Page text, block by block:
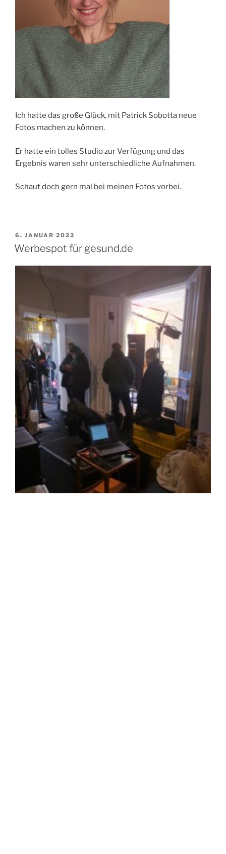
Ich hatte das große Glück, mit Patrick Sobotta neue
Fotos machen zu können.
Er hatte ein tolles Studio zur Verfügung und das
Ergebnis waren sehr unterschiedliche Aufnahmen.
Schaut doch gern mal bei meinen Fotos vorbei.
VERÖFFENTLICHT
AM
6. JANUAR 2022
Werbespot für gesund.de